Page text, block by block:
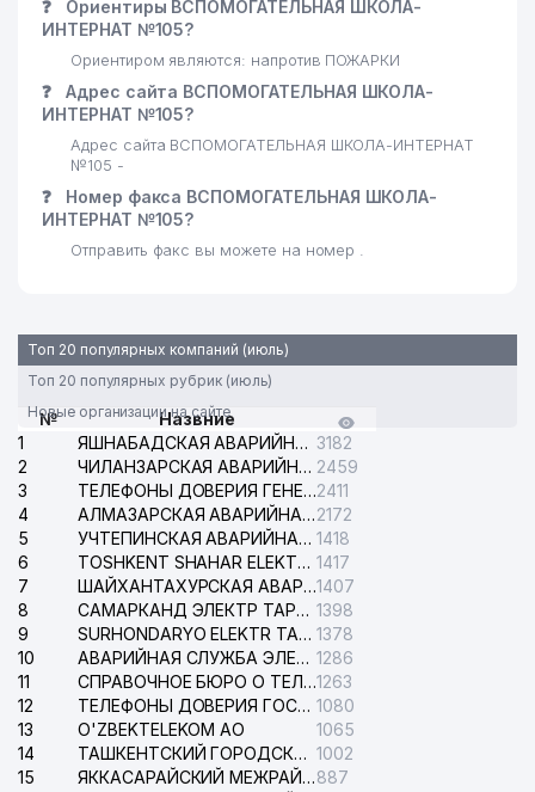
❓
Ориентиры ВСПОМОГАТЕЛЬНАЯ ШКОЛА-
ИНТЕРНАТ №105?
Ориентиром являются: напротив ПОЖАРКИ
❓
Адрес сайта ВСПОМОГАТЕЛЬНАЯ ШКОЛА-
ИНТЕРНАТ №105?
Адрес сайта ВСПОМОГАТЕЛЬНАЯ ШКОЛА-ИНТЕРНАТ
№105 -
❓
Номер факса ВСПОМОГАТЕЛЬНАЯ ШКОЛА-
ИНТЕРНАТ №105?
Отправить факс вы можете на номер .
Топ 20 популярных компаний (июль)
Топ 20 популярных рубрик (июль)
Новые организации на сайте
№
Назвние
1
ЯШНАБАДСКАЯ АВАРИЙНАЯ СЛУЖБА ЭЛЕКТРОСЕТИ 3182
2
ЧИЛАНЗАРСКАЯ АВАРИЙНАЯ СЛУЖБА ЭЛЕКТРОСЕТИ 2459
3
ТЕЛЕФОНЫ ДОВЕРИЯ ГЕНЕРАЛЬНОЙ ПРОКУРАТУРЫ РЕСПУБЛИКИ УЗБЕКИСТАН2411
4
АЛМАЗАРСКАЯ АВАРИЙНАЯ СЛУЖБА ЭЛЕКТРОСЕТИ2172
5
УЧТЕПИНСКАЯ АВАРИЙНАЯ СЛУЖБА ЭЛЕКТРОСЕТИ 1418
6
TOSHKENT SHAHAR ELEKTR TARMOQLARI KORXONASI АО 1417
7
ШАЙХАНТАХУРСКАЯ АВАРИЙНАЯ СЛУЖБА ЭЛЕКТРОСЕТИ1407
8
САМАРКАНД ЭЛЕКТР ТАРМОКЛАРИ АО 1398
9
SURHONDARYO ELEKTR TARMOKLARI АО 1378
10
АВАРИЙНАЯ СЛУЖБА ЭЛЕКТРОСЕТИ ТАШКЕНТСКОГО РАЙОНА 1286
11
СПРАВОЧНОЕ БЮРО О ТЕЛЕФОНАХ ОРГАНИЗАЦИЙ г. ТАШКЕНТА1263
12
ТЕЛЕФОНЫ ДОВЕРИЯ ГОСУДАРСТВЕННОГО ЦЕНТРА ТЕСТИРОВАНИЯ 1080
13
O'ZBEKTELEKOM АО
1065
14
ТАШКЕНТСКИЙ ГОРОДСКОЙ СУД ПО ГРАЖДАНСКИМ ДЕЛАМ 1002
15
ЯККАСАРАЙСКИЙ МЕЖРАЙОННЫЙ СУД ПО ГРАЖДАНСКИМ ДЕЛАМ887